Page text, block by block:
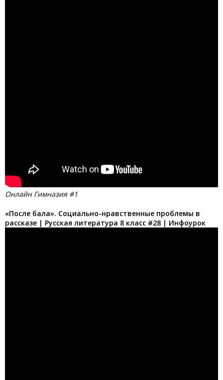
Онлайн Гимназия #1
«После бала». Социально-нравственные проблемы в
рассказе | Русская литература 8 класс #28 | Инфоурок